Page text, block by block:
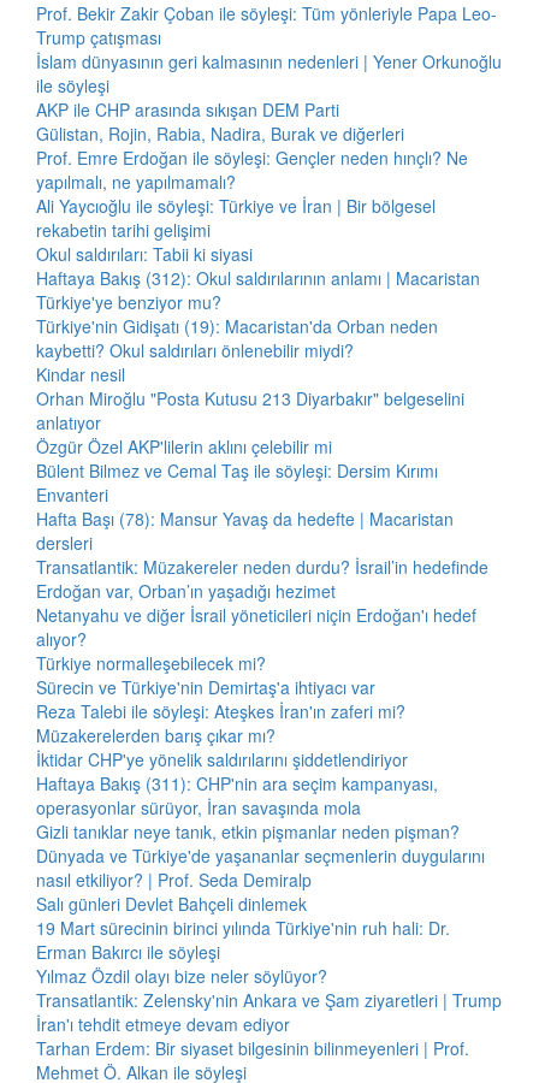
Prof. Bekir Zakir Çoban ile söyleşi: Tüm yönleriyle Papa Leo-
Trump çatışması
İslam dünyasının geri kalmasının nedenleri | Yener Orkunoğlu
ile söyleşi
AKP ile CHP arasında sıkışan DEM Parti
Gülistan, Rojin, Rabia, Nadira, Burak ve diğerleri
Prof. Emre Erdoğan ile söyleşi: Gençler neden hınçlı? Ne
yapılmalı, ne yapılmamalı?
Ali Yaycıoğlu ile söyleşi: Türkiye ve İran | Bir bölgesel
rekabetin tarihi gelişimi
Okul saldırıları: Tabii ki siyasi
Haftaya Bakış (312): Okul saldırılarının anlamı | Macaristan
Türkiye'ye benziyor mu?
Türkiye'nin Gidişatı (19): Macaristan'da Orban neden
kaybetti? Okul saldırıları önlenebilir miydi?
Kindar nesil
Orhan Miroğlu "Posta Kutusu 213 Diyarbakır" belgeselini
anlatıyor
Özgür Özel AKP'lilerin aklını çelebilir mi
Bülent Bilmez ve Cemal Taş ile söyleşi: Dersim Kırımı
Envanteri
Hafta Başı (78): Mansur Yavaş da hedefte | Macaristan
dersleri
Transatlantik: Müzakereler neden durdu? İsrail’in hedefinde
Erdoğan var, Orban’ın yaşadığı hezimet
Netanyahu ve diğer İsrail yöneticileri niçin Erdoğan'ı hedef
alıyor?
Türkiye normalleşebilecek mi?
Sürecin ve Türkiye'nin Demirtaş'a ihtiyacı var
Reza Talebi ile söyleşi: Ateşkes İran'ın zaferi mi?
Müzakerelerden barış çıkar mı?
İktidar CHP'ye yönelik saldırılarını şiddetlendiriyor
Haftaya Bakış (311): CHP'nin ara seçim kampanyası,
operasyonlar sürüyor, İran savaşında mola
Gizli tanıklar neye tanık, etkin pişmanlar neden pişman?
Dünyada ve Türkiye'de yaşananlar seçmenlerin duygularını
nasıl etkiliyor? | Prof. Seda Demiralp
Salı günleri Devlet Bahçeli dinlemek
19 Mart sürecinin birinci yılında Türkiye'nin ruh hali: Dr.
Erman Bakırcı ile söyleşi
Yılmaz Özdil olayı bize neler söylüyor?
Transatlantik: Zelensky'nin Ankara ve Şam ziyaretleri | Trump
İran'ı tehdit etmeye devam ediyor
Tarhan Erdem: Bir siyaset bilgesinin bilinmeyenleri | Prof.
Mehmet Ö. Alkan ile söyleşi